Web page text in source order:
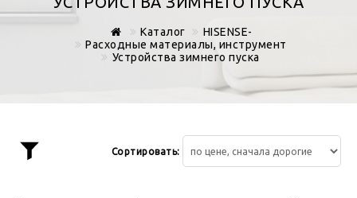
€ $ руб.
Блог
Контакты
Каталог
HISENSE-
Расходные материалы, инструмент
Устройства зимнего пуска
Сортировать: